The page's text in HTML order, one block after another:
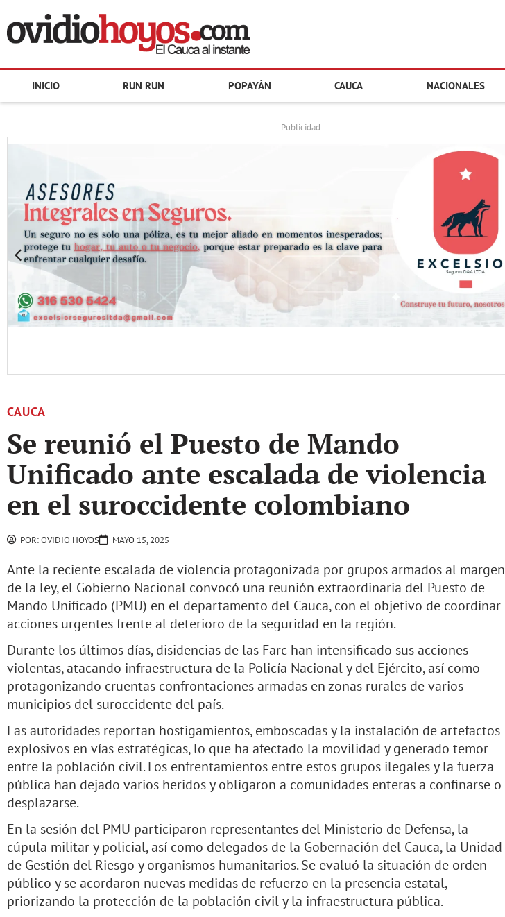
INICIO RUN RUN POPAYÁN CAUCA NACIONALES
- Publicidad -
CAUCA
Se reunió el Puesto de Mando
Unificado ante escalada de violencia
en el suroccidente colombiano
POR:OVIDIO HOYOS MAYO 15, 2025
Ante la reciente escalada de violencia protagonizada por grupos armados al margen
de la ley, el Gobierno Nacional convocó una reunión extraordinaria del Puesto de
Mando Unificado (PMU) en el departamento del Cauca, con el objetivo de coordinar
acciones urgentes frente al deterioro de la seguridad en la región.
Durante los últimos días, disidencias de las Farc han intensificado sus acciones
violentas, atacando infraestructura de la Policía Nacional y del Ejército, así como
protagonizando cruentas confrontaciones armadas en zonas rurales de varios
municipios del suroccidente del país.
Las autoridades reportan hostigamientos, emboscadas y la instalación de artefactos
explosivos en vías estratégicas, lo que ha afectado la movilidad y generado temor
entre la población civil. Los enfrentamientos entre estos grupos ilegales y la fuerza
pública han dejado varios heridos y obligaron a comunidades enteras a confinarse o
desplazarse.
En la sesión del PMU participaron representantes del Ministerio de Defensa, la
cúpula militar y policial, así como delegados de la Gobernación del Cauca, la Unidad
de Gestión del Riesgo y organismos humanitarios. Se evaluó la situación de orden
público y se acordaron nuevas medidas de refuerzo en la presencia estatal,
priorizando la protección de la población civil y la infraestructura pública.